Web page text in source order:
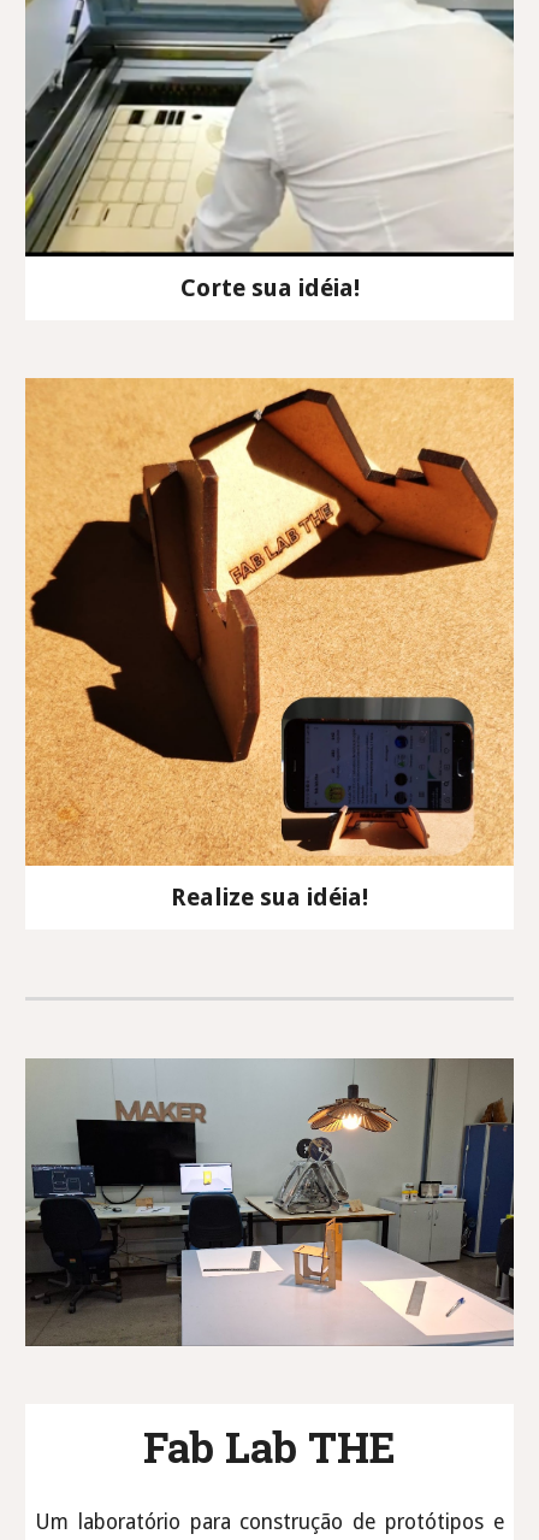
Corte sua idéia!
Realize sua idéia!
Fab Lab THE
Um laboratório para construção de protótipos e